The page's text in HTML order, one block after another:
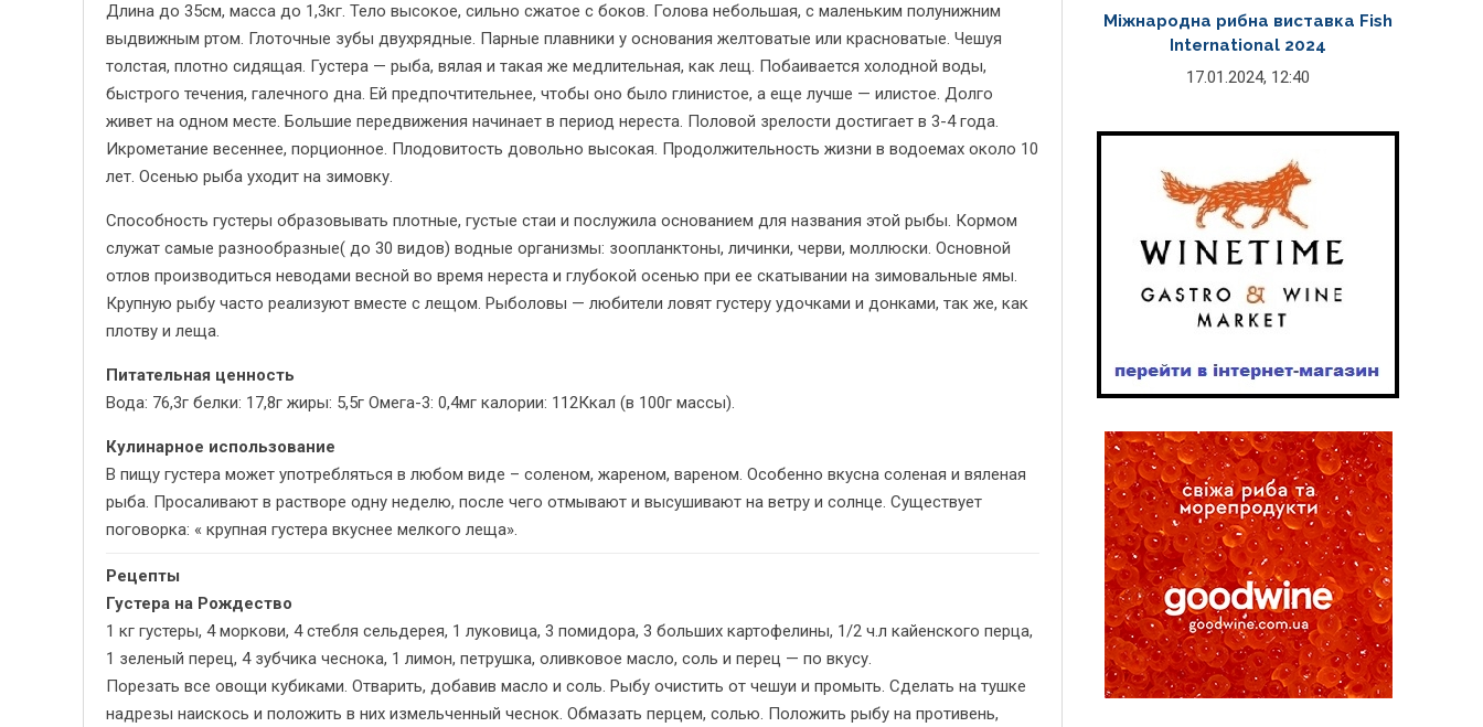
Длина до 35см, масса до 1,3кг. Тело высокое, сильно сжатое с боков. Голова небольшая, с маленьким полунижним
выдвижным ртом. Глоточные зубы двухрядные. Парные плавники у основания желтоватые или красноватые. Чешуя
толстая, плотно сидящая. Густера — рыба, вялая и такая же медлительная, как лещ. Побаивается холодной воды,
быстрого течения, галечного дна. Ей предпочтительнее, чтобы оно было глинистое, а еще лучше — илистое. Долго
живет на одном месте. Большие передвижения начинает в период нереста. Половой зрелости достигает в 3-4 года.
Икрометание весеннее, порционное. Плодовитость довольно высокая. Продолжительность жизни в водоемах около 10
лет. Осенью рыба уходит на зимовку.
Способность густеры образовывать плотные, густые стаи и послужила основанием для названия этой рыбы. Кормом
служат самые разнообразные( до 30 видов) водные организмы: зоопланктоны, личинки, черви, моллюски. Основной
отлов производиться неводами весной во время нереста и глубокой осенью при ее скатывании на зимовальные ямы.
Крупную рыбу часто реализуют вместе с лещом. Рыболовы — любители ловят густеру удочками и донками, так же, как
плотву и леща.
Питательная ценность
Вода: 76,3г белки: 17,8г жиры: 5,5г Омега-3: 0,4мг калории: 112Ккал (в 100г массы).
Кулинарное использование
В пищу густера может употребляться в любом виде – соленом, жареном, вареном. Особенно вкусна соленая и вяленая
рыба. Просаливают в растворе одну неделю, после чего отмывают и высушивают на ветру и солнце. Существует
поговорка: « крупная густера вкуснее мелкого леща».
Рецепты
Густера на Рождество
1 кг густеры, 4 моркови, 4 стебля сельдерея, 1 луковица, 3 помидора, 3 больших картофелины, 1/2 ч.л кайенского перца,
1 зеленый перец, 4 зубчика чеснока, 1 лимон, петрушка, оливковое масло, соль и перец — по вкусу.
Порезать все овощи кубиками. Отварить, добавив масло и соль. Рыбу очистить от чешуи и промыть. Сделать на тушке
надрезы наискось и положить в них измельченный чеснок. Обмазать перцем, солью. Положить рыбу на противень,
Міжнародна рибна виставка Fish
International 2024
17.01.2024, 12:40